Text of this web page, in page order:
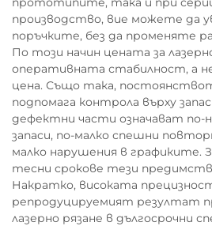
производство, вие можете да
поръчките, без да променяте
По този начин цената за
оперативната стабилност, а
цена. Също така,
подпомага контрола върху
дефектни части означават по-
запаси, по-малко спешни
малко нарушения в графиките.
тесни срокове тези
Накратко, високата
репродуцируемият резултат
лазерно рязане в дългосрочни